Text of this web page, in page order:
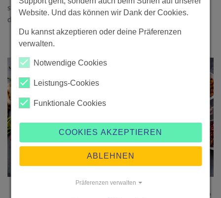
sich. Die Vorteile eines guten Personal Trainers sind in
diesem Blog beschrieben.
Website. Und das können wir Dank der Cookies.
Du kannst akzeptieren oder deine Präferenzen
verwalten.
Notwendige Cookies
Leistungs-Cookies
Funktionale Cookies
COOKIES AKZEPTIEREN
ABLEHNEN
Präferenzen verwalten